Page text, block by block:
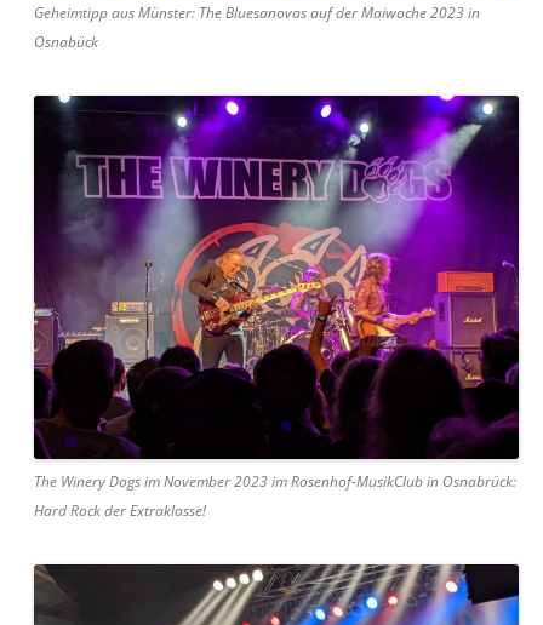
Geheimtipp aus Münster: The Bluesanovas auf der Maiwoche 2023 in
Osnabück
The Winery Dogs im November 2023 im Rosenhof-MusikClub in Osnabrück:
Hard Rock der Extraklasse!